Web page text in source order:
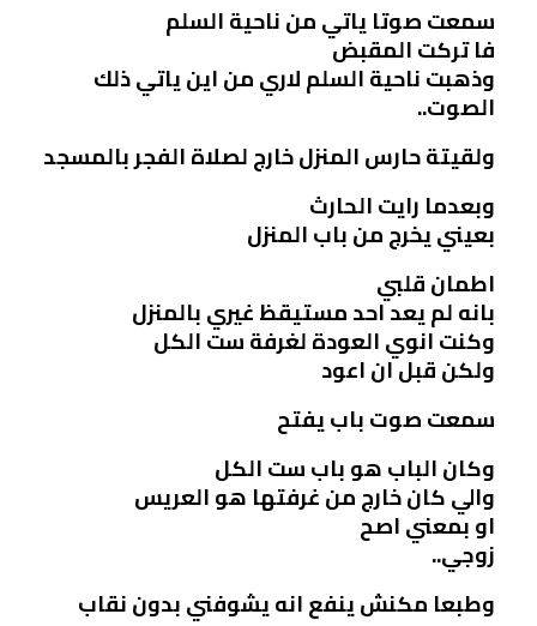
سمعت صوتا ياتي من ناحية السلم
فا تركت المقبض
وذهبت ناحية السلم لاري من اين ياتي ذلك
الصوت..
ولقيتة حارس المنزل خارج لصلاة الفجر بالمسجد
وبعدما رايت الحارث
بعيني يخرج من باب المنزل
اطمان قلبي
بانه لم يعد احد مستيقظ غيري بالمنزل
وكنت انوي العودة لغرفة ست الكل
ولكن قبل ان اعود
سمعت صوت باب يفتح
وكان الباب هو باب ست الكل
والي كان خارج من غرفتها هو العريس
او بمعني اصح
زوجي..
وطبعا مكنش ينفع انه يشوفني بدون نقاب